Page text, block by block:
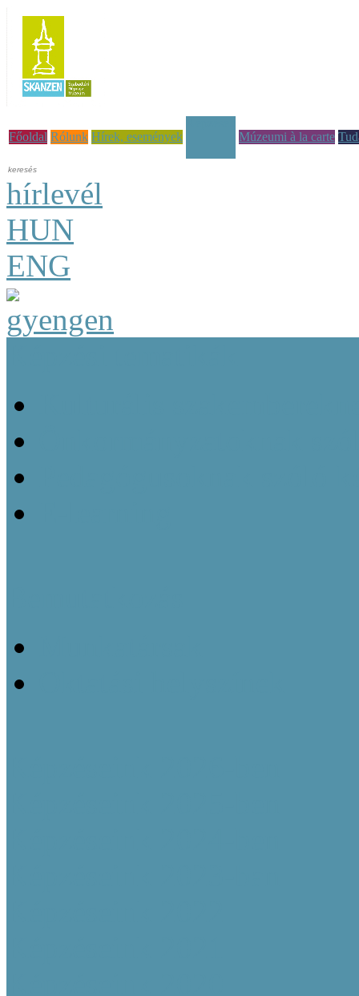
Főoldal Rólunk Hírek, események
Múzeumi à la carte
hírlevél
HUN
ENG